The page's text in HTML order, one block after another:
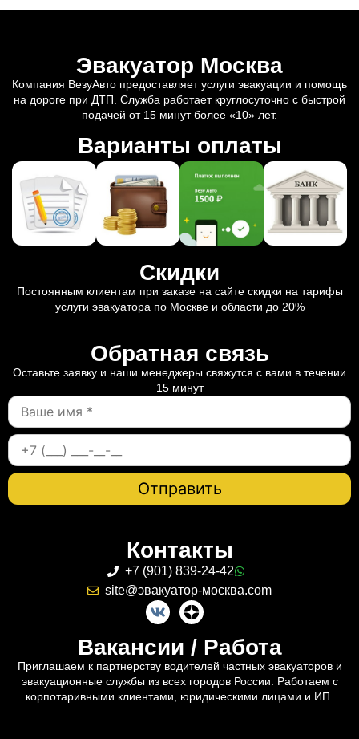
Эвакуатор Москва
Компания ВезуАвто предоставляет услуги эвакуации и помощь
на дороге при ДТП. Служба работает круглосуточно с быстрой
подачей от 15 минут более «10» лет.
Варианты оплаты
Скидки
Постоянным клиентам при заказе на сайте скидки на тарифы
услуги эвакуатора по Москве и области до 20%
Обратная связь
Оставьте заявку и наши менеджеры свяжутся с вами в течении
15 минут
Контакты
+7 (901) 839-24-42
site@эвакуатор-москва.com
Вакансии / Работа
Приглашаем к партнерству водителей частных эвакуаторов и
эвакуационные службы из всех городов России. Работаем с
корпотаривными клиентами, юридическими лицами и ИП.